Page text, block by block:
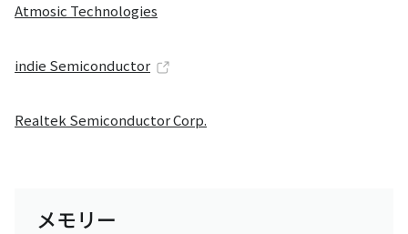
Atmosic Technologies
indie Semiconductor
Realtek Semiconductor Corp.
メモリー